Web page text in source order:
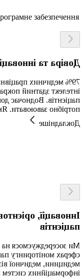
забезпечення
нероздільні
що штучний
результати лікування
до цієї технології ще
Як це зробити?
Докладніше
потреби людей і
пацієнтів
рішень у
інтервенційної
медичних
здоров’я.